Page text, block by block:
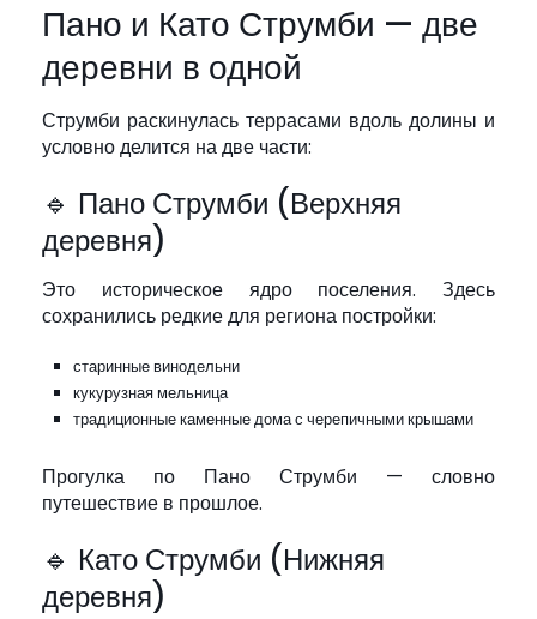
Пано и Като Струмби — две
деревни в одной
Струмби раскинулась террасами вдоль долины и
условно делится на две части:
🔹 Пано Струмби (Верхняя
деревня)
Это историческое ядро поселения. Здесь
сохранились редкие для региона постройки:
старинные винодельни
кукурузная мельница
традиционные каменные дома с черепичными крышами
Прогулка по Пано Струмби — словно
путешествие в прошлое.
🔹 Като Струмби (Нижняя
деревня)